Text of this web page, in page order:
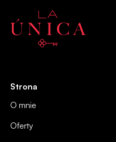
Strona
O mnie
Oferty